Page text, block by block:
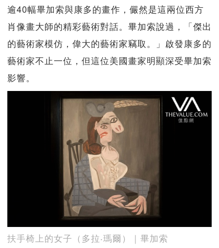
逾40幅畢加索與康多的畫作，儼然是這兩位西方
肖像畫大師的精彩藝術對話。畢加索說過，「傑出
的藝術家模仿，偉大的藝術家竊取。」啟發康多的
藝術家不止一位，但這位美國畫家明顯深受畢加索
影響。
扶手椅上的女子（多拉‧瑪爾）｜畢加索